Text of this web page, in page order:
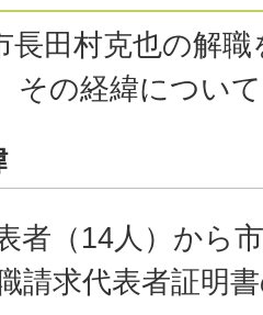
長田村克也の解
その経緯につい
者（14人）から
請求代表者証明